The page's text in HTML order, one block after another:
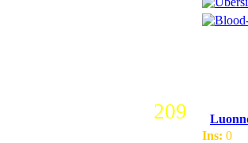
209
Ins: 0